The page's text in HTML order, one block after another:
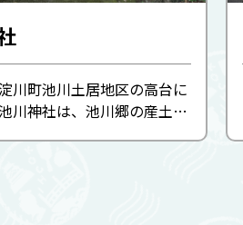
川町池川土居地区の高台に
川神社は、池川郷の産土神